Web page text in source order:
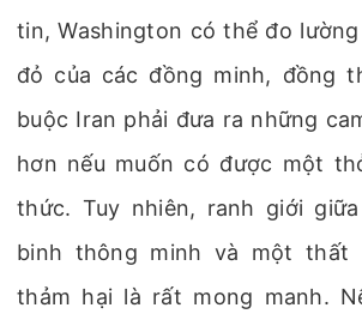
tin, Washington có thể đo
đỏ của các đồng minh, đồng
buộc Iran phải đưa ra những
hơn nếu muốn có được một
thức. Tuy nhiên, ranh giới
binh thông minh và một thất
thảm hại là rất mong manh.